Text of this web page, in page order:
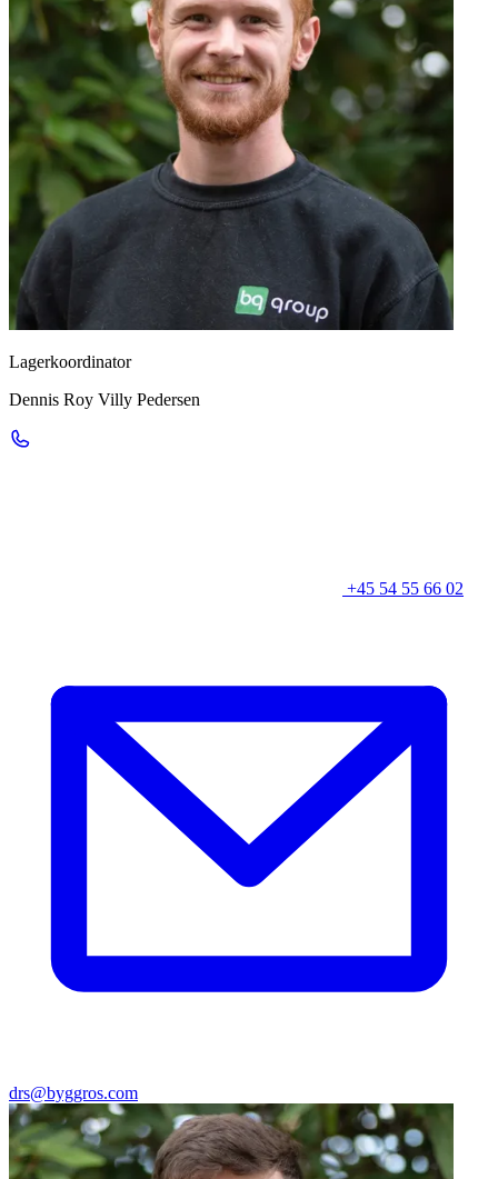
Lagerkoordinator
Dennis Roy Villy Pedersen
+45 54 55 66 02
drs@byggros.com